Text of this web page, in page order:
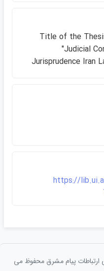
Title of the
"Judicial
Jurisprudence Iran
https://
ارتباطات پيام مشرق محفوظ می